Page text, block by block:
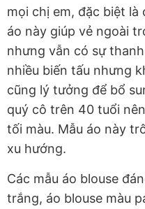
mọi chị em, đặc biệt là
áo này giúp vẻ ngoài
nhưng vẫn có sự
nhiều biến tấu nhưng
cũng lý tưởng để bổ
quý cô trên 40 tuổi
tối màu. Mẫu áo này
xu hướng.
Các mẫu áo blouse
trắng, áo blouse màu